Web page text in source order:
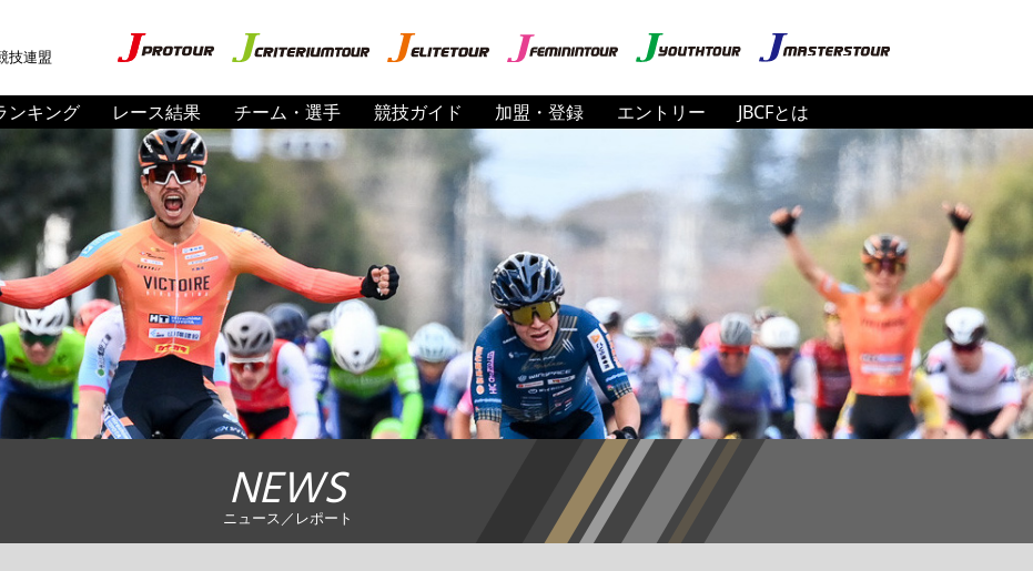
技連盟
ンキング レース結果 チーム・選手 競技ガイド 加盟・登録 エントリー JBCFとは
NEWS
ニュース／レポート